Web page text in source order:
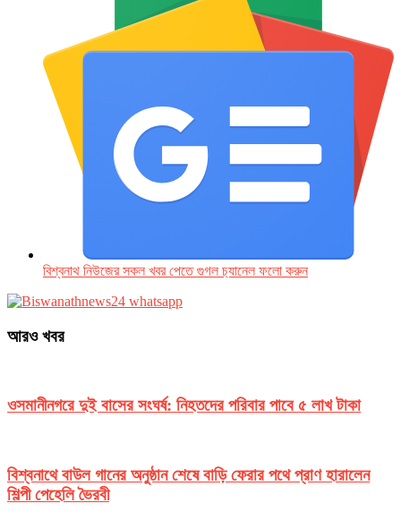
বিশ্বনাথ নিউজের সকল খবর পেতে গুগল চ‌্যানেল ফলো করুন
আরও খবর
ওসমানীনগরে দুই বাসের সংঘর্ষ: নিহতদের পরিবার পাবে ৫ লাখ টাকা
বিশ্বনাথে বাউল গানের অনুষ্ঠান শেষে বাড়ি ফেরার পথে প্রাণ হারালেন
শিল্পী পেহেলি ভৈরবী